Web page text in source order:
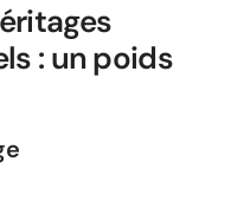
: un poids